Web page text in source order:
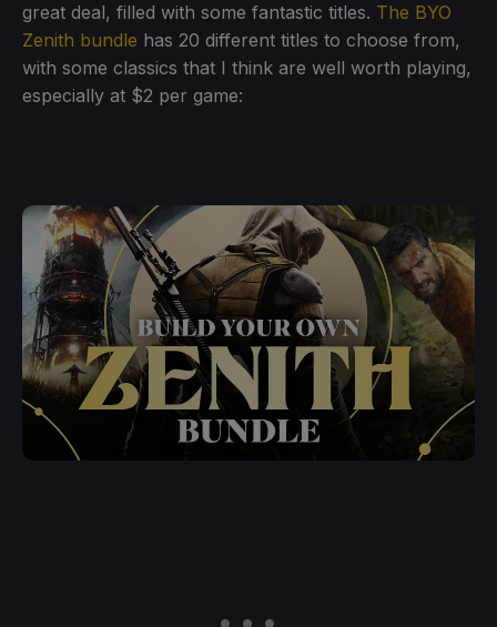
great deal, filled with some fantastic titles. The BYO
Zenith bundle has 20 different titles to choose from,
with some classics that I think are well worth playing,
especially at $2 per game: